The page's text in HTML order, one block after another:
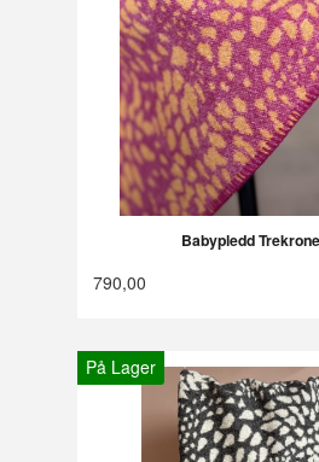
Babypledd
790,00
På Lager